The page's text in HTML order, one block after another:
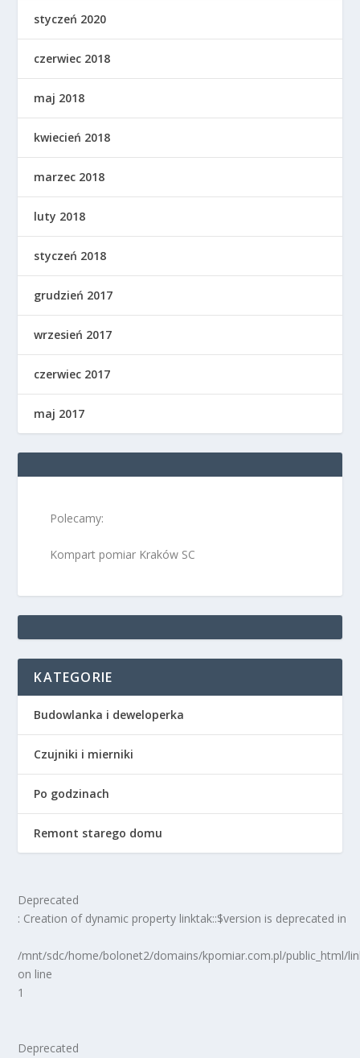
styczeń 2020
czerwiec 2018
maj 2018
kwiecień 2018
marzec 2018
luty 2018
styczeń 2018
grudzień 2017
wrzesień 2017
czerwiec 2017
maj 2017
Polecamy:
Kompart pomiar Kraków SC
KATEGORIE
Budowlanka i deweloperka
Czujniki i mierniki
Po godzinach
Remont starego domu
Deprecated
: Creation of dynamic property linktak::$version is deprecated in
/mnt/sdc/home/bolonet2/domains/kpomiar.com.pl/public_html/
on line
1
Deprecated